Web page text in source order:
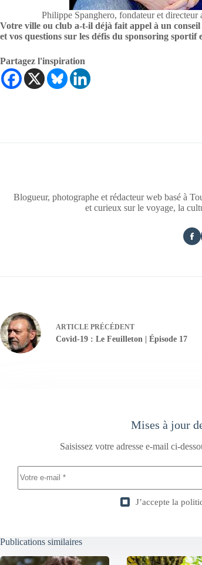
Philippe Spanghero, fondateur et
Votre ville ou club a-t-il déjà fait appel à un
et vos questions sur les défis du sponsoring sportif
Partagez l'inspiration
Blogueur, photographe et rédacteur web basé à
et curieux sur le voyage, la
ARTICLE PRÉCÉDENT
Covid-19 : Le Feuilleton | Épisode 17
Mises à jour
Saisissez votre adresse e-mail ci-
J’accepte la
Publications similaires